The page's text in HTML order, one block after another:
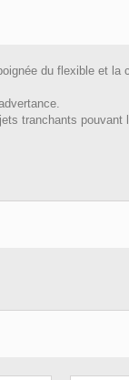
du flexible et la
tranchants pouvant